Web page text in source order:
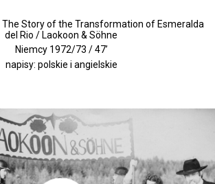
The Story of the Transformation of Esmeralda
del Rio / Laokoon & Söhne
Niemcy 1972/73 / 47’
napisy: polskie i angielskie